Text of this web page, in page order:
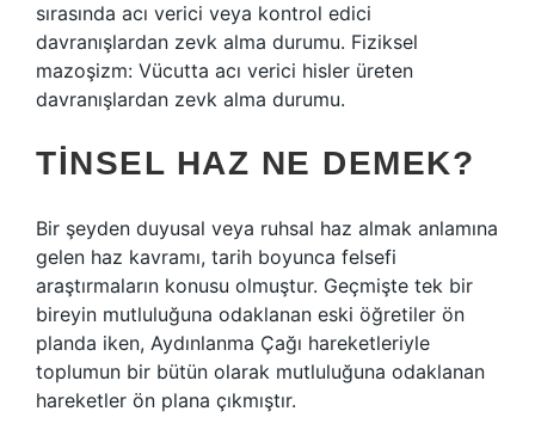
sırasında acı verici veya kontrol edici
davranışlardan zevk alma durumu. Fiziksel
mazoşizm: Vücutta acı verici hisler üreten
davranışlardan zevk alma durumu.
TINSEL HAZ NE DEMEK?
Bir şeyden duyusal veya ruhsal haz almak anlamına
gelen haz kavramı, tarih boyunca felsefi
araştırmaların konusu olmuştur. Geçmişte tek bir
bireyin mutluluğuna odaklanan eski öğretiler ön
planda iken, Aydınlanma Çağı hareketleriyle
toplumun bir bütün olarak mutluluğuna odaklanan
hareketler ön plana çıkmıştır.